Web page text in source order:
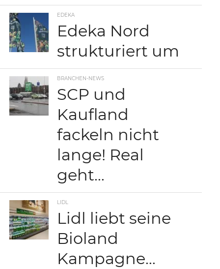
EDEKA
Edeka Nord
strukturiert um
BRANCHEN-NEWS
SCP und
Kaufland
fackeln nicht
lange! Real
geht…
LIDL
Lidl liebt seine
Bioland
Kampagne…